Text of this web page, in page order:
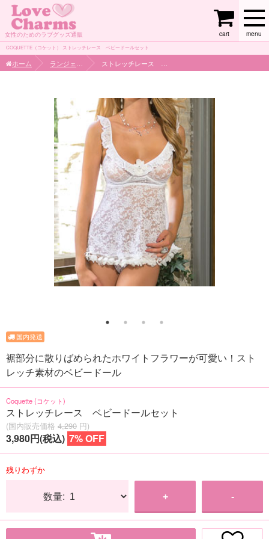
女性のためのラブグッズ通販 menu
cart
COQUETTE（コケット） ストレッチレース ベビードールセット
ホーム
裾部分に散りばめられたホワイトフラワーが可愛い！スト
レッチ素材のベビードール
Coquette (コケット)
ストレッチレース ベビードールセット
(国内販売価格 4,290 円)
3,980円(税込) 7% OFF
残りわずか
数量: + -